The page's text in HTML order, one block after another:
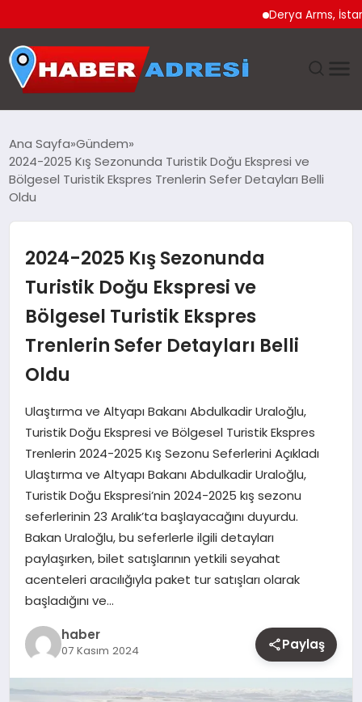
Derya Arms, İstanbul
GÜNDEM
EKONOMI
TEKNOLOJI
EĞITIM
MAGAZIN
YAŞAM
OTOMOBIL
Ana Sayfa Gündem
2024-2025 Kış Sezonunda Turistik Doğu Ekspresi ve
Bölgesel Turistik Ekspres Trenlerin Sefer Detayları Belli
Oldu
2024-2025 Kış Sezonunda
Turistik Doğu Ekspresi ve
Bölgesel Turistik Ekspres
Trenlerin Sefer Detayları Belli
Oldu
Ulaştırma ve Altyapı Bakanı Abdulkadir Uraloğlu,
Turistik Doğu Ekspresi ve Bölgesel Turistik Ekspres
Trenlerin 2024-2025 Kış Sezonu Seferlerini Açıkladı
Ulaştırma ve Altyapı Bakanı Abdulkadir Uraloğlu,
Turistik Doğu Ekspresi’nin 2024-2025 kış sezonu
seferlerinin 23 Aralık’ta başlayacağını duyurdu.
Bakan Uraloğlu, bu seferlerle ilgili detayları
paylaşırken, bilet satışlarının yetkili seyahat
acenteleri aracılığıyla paket tur satışları olarak
başladığını ve…
haber
07 Kasım 2024 Paylaş